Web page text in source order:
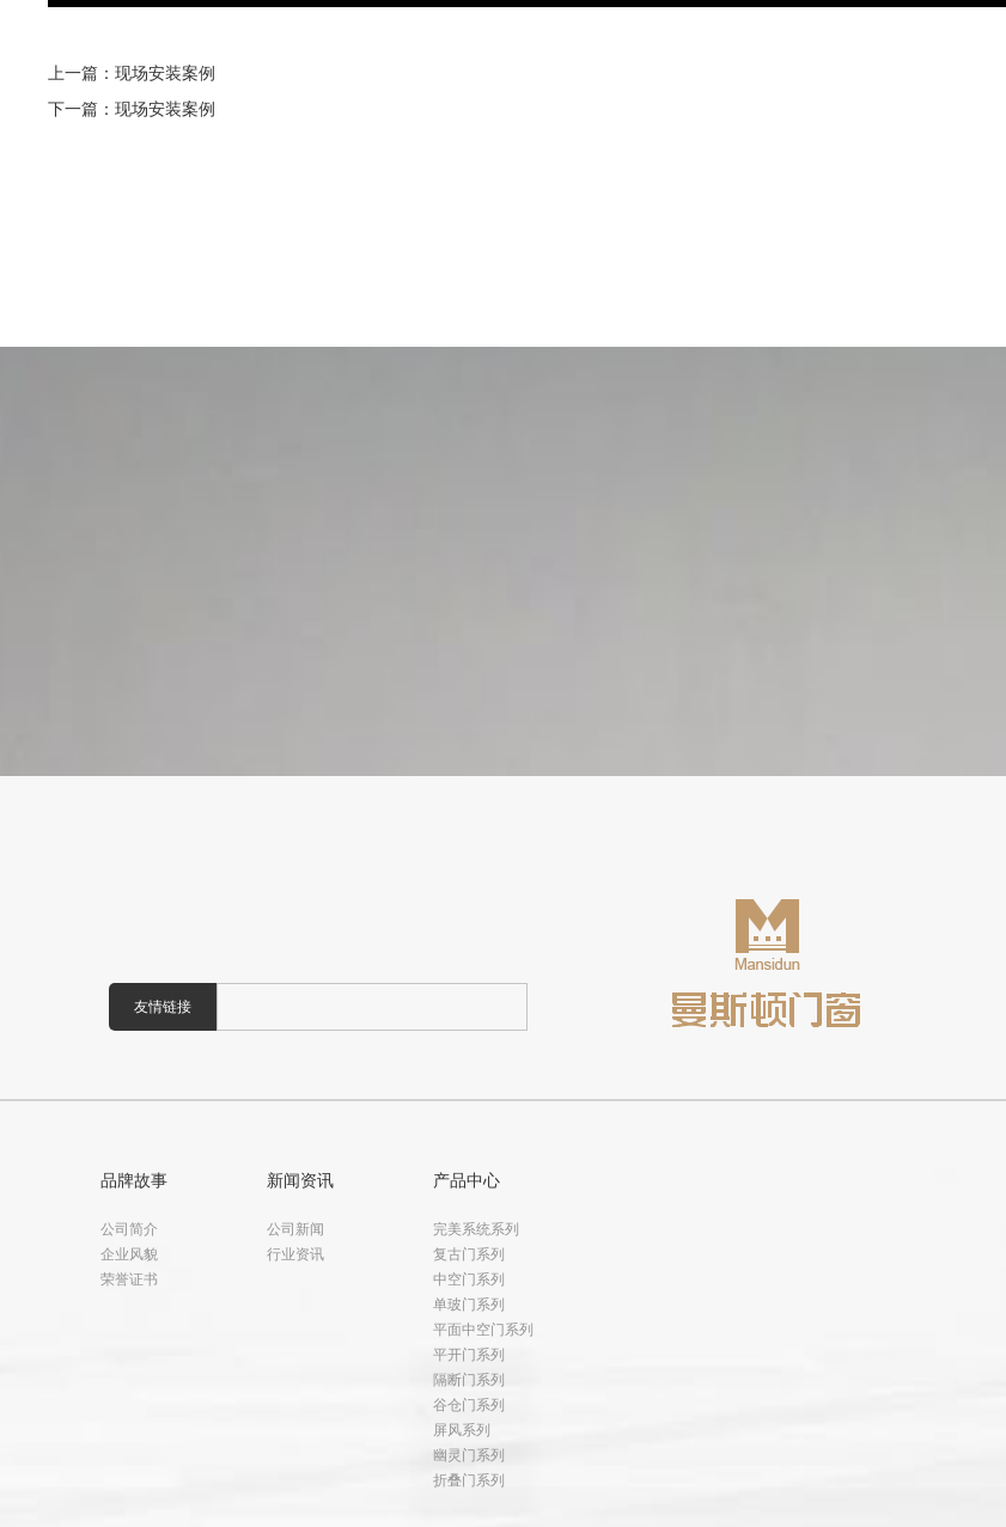
上一篇： 现场安装案例
下一篇： 现场安装案例
友情链接
品牌故事
公司简介
企业风貌
荣誉证书
新闻资讯
公司新闻
行业资讯
产品中心
完美系统系列
复古门系列
中空门系列
单玻门系列
平面中空门系列
平开门系列
隔断门系列
谷仓门系列
屏风系列
幽灵门系列
折叠门系列